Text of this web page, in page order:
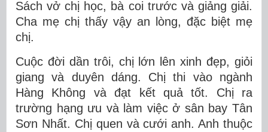
Sách vở chị học, bà coi trước và giảng giải.
Cha mẹ chị thấy vậy an lòng, đặc biệt mẹ
chị.
Cuộc đời dần trôi, chị lớn lên xinh đẹp, giỏi
giang và duyên dáng. Chị thi vào ngành
Hàng Không và đạt kết quả tốt. Chị ra
trường hạng ưu và làm việc ở sân bay Tân
Sơn Nhất. Chị quen và cưới anh. Anh thuộc